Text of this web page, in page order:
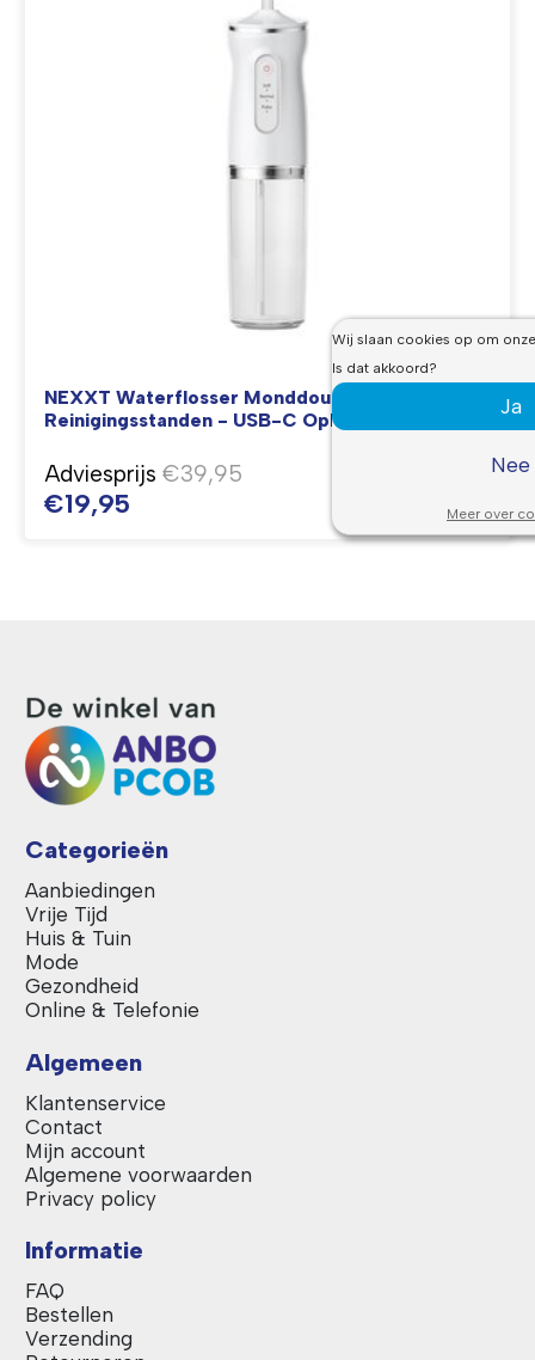
NEXXT Waterflosser Monddouche met 3
Reinigingsstanden - USB-C Oplaadbaar
Adviesprijs €39,95
€19,95
Categorieën
Aanbiedingen
Vrije Tijd
Huis & Tuin
Mode
Gezondheid
Online & Telefonie
Algemeen
Klantenservice
Contact
Mijn account
Algemene voorwaarden
Privacy policy
Informatie
FAQ
Bestellen
Verzending
Wij slaan cookies op om
Is dat akkoord?
Ja
Nee
Meer over